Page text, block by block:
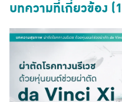
บทความที่เกี่ยวข้อง